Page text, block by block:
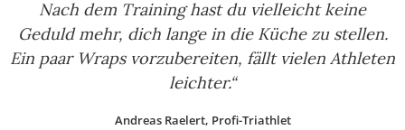
Nach dem Training hast du vielleicht keine
Geduld mehr, dich lange in die Küche zu stellen.
Ein paar Wraps vorzubereiten, fällt vielen Athleten
leichter.“
Andreas Raelert, Profi-Triathlet